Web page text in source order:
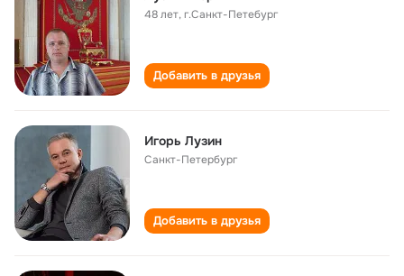
48 лет,г.Санкт-Петебург
Добавить в друзья
Игорь Лузин
Санкт-Петербург
Добавить в друзья